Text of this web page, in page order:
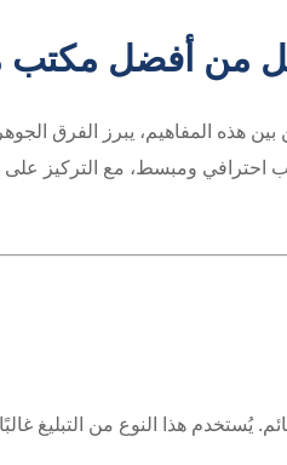
شامل من أفضل
المفاهيم، يبرز الفرق الجوهري
احترافي ومبسط، مع التركيز على
يُستخدم هذا النوع من التبليغ